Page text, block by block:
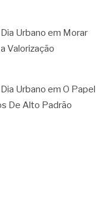
Urbano em Morar
Valorização
Urbano em O Papel
De Alto Padrão